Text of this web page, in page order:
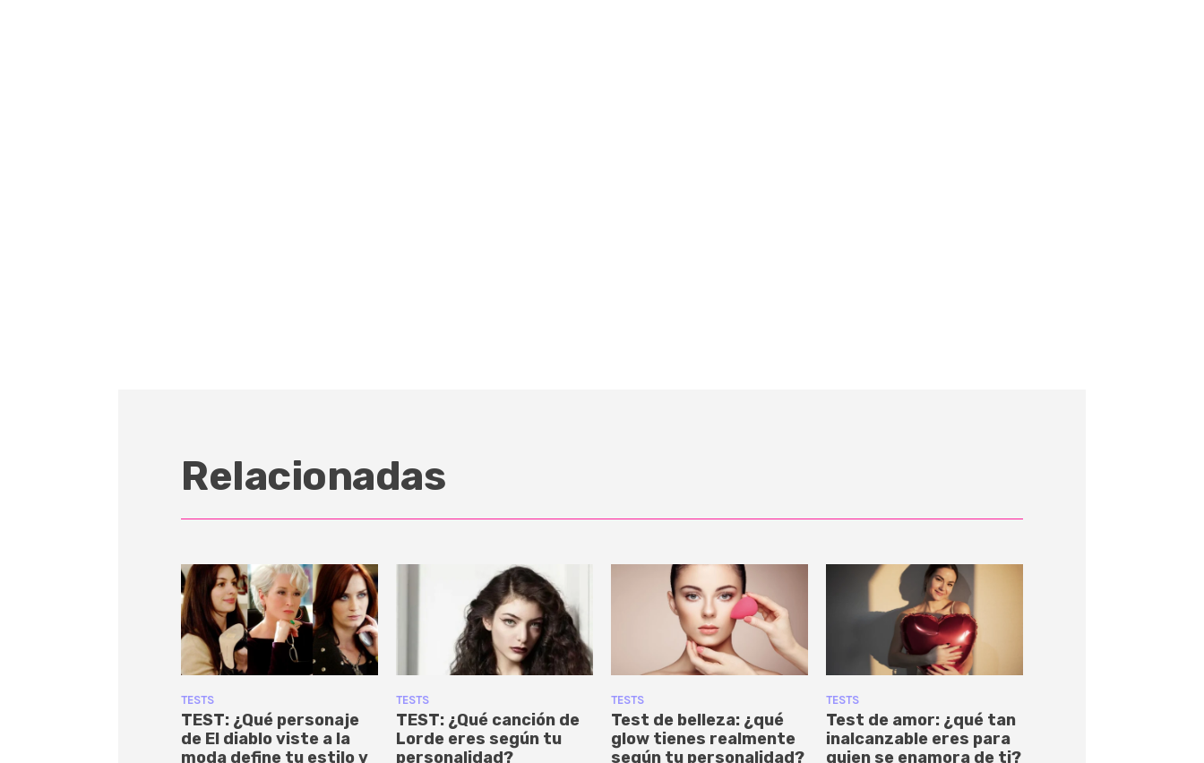
Relacionadas
TESTS
TEST: ¿Qué personaje
de El diablo viste a la
moda define tu estilo y
TESTS
TEST: ¿Qué canción de
Lorde eres según tu
personalidad?
TESTS
Test de belleza: ¿qué
glow tienes realmente
según tu personalidad?
TESTS
Test de amor: ¿qué tan
inalcanzable eres para
quien se enamora de ti?